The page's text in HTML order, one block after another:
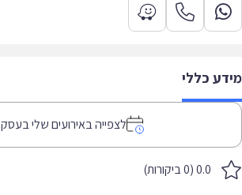
כללי
לצפייה באירועים שלי בעסק זה
0.0 (0 ביקורות)